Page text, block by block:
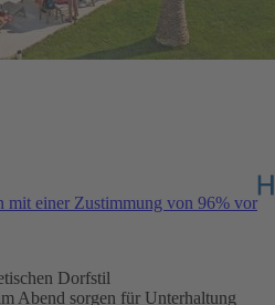
mit einer Zustimmung von 96% vor
Dorfstil
Abend sorgen für Unterhaltung